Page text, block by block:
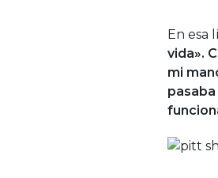
En esa
vida».
mi